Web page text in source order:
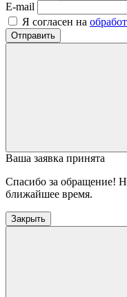
E-mail
Я согласен на
Отправить
Ваша заявка принята
Спасибо за обращение!
ближайшее время.
Закрыть